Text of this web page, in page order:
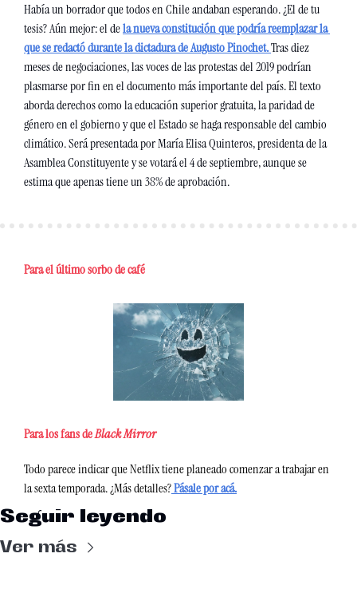
Había un borrador que todos en Chile andaban esperando. ¿El de tu
tesis? Aún mejor: el de la nueva constitución que podría reemplazar la
que se redactó durante la dictadura de Augusto Pinochet. Tras diez
meses de negociaciones, las voces de las protestas del 2019 podrían
plasmarse por fin en el documento más importante del país. El texto
aborda derechos como la educación superior gratuita, la paridad de
género en el gobierno y que el Estado se haga responsable del cambio
climático. Será presentada por María Elisa Quinteros, presidenta de la
Asamblea Constituyente y se votará el 4 de septiembre, aunque se
estima que apenas tiene un 38% de aprobación.
Para el último sorbo de café
Para los fans de Black Mirror
Todo parece indicar que Netflix tiene planeado comenzar a trabajar en
la sexta temporada. ¿Más detalles? Pásale por acá.
Seguir leyendo
Ver más